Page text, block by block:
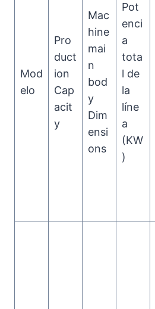
Mod
elo
Pro
duct
ion
Cap
acit
y
Mac
hine
mai
n
bod
y
Dim
ensi
ons
Pot
enci
a
tota
l de
la
líne
a
(KW
)